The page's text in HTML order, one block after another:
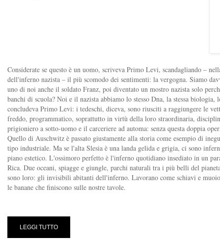
Considerate se questo è un uomo, scriveva Primo Levi, scandagliando –
dell'inferno nazista – il più scomodo dei sentimenti: la vergogna. Siamo
uno di noi anche il soldato Franz, poi diventato un mostro nazista solo
banchi di scuola? Noi e il nazista abbiamo lo stesso Dna, la stessa biologia,
concludeva Primo Levi: i tedeschi, diceva, sono riusciti a raggiungere le
freddo, programmatico, soprattutto in virtù della loro straordinaria,
prigioniero a sotto-uomo e il carceriere ad automa: senza questa doppia
Quello di Auschwitz è passato giustamente alla storia come esempio di
tipo industriale. Ma se l'alta Slesia è una landa gelida e grigia, ci sono
piano estetico. L'ossimoro perfetto è l'inferno quotidiano insediato in un
Rica. Due oceani, spiagge e giungle, parchi naturali tra i più belli del
sono loro: gli invisibili abitanti dell'inferno. Lavorano come schiavi e
le banane che finiscono sulle nostre tavole.
LEGGI TUTTO